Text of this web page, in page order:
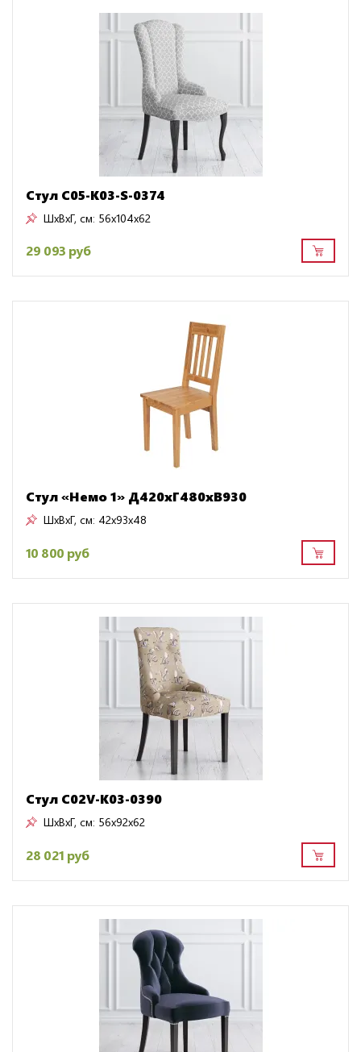
Стул C05-K03-S-0374
ШxВxГ, см: 56x104x62
29 093 руб
Стул «Немо 1» Д420хГ480хВ930
ШxВxГ, см: 42x93x48
10 800 руб
Стул C02V-K03-0390
ШxВxГ, см: 56x92x62
28 021 руб